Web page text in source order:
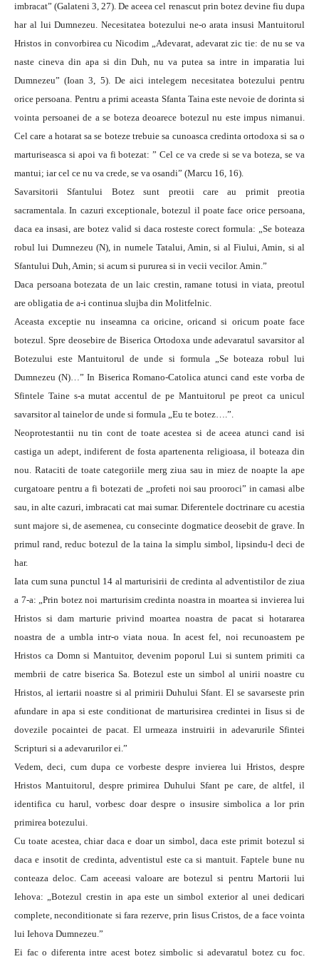
imbracat” (Galateni 3, 27). De aceea cel renascut prin botez devine fiu dupa
har al lui Dumnezeu. Necesitatea botezului ne-o arata insusi Mantuitorul
Hristos in convorbirea cu Nicodim „Adevarat, adevarat zic tie: de nu se va
naste cineva din apa si din Duh, nu va putea sa intre in imparatia lui
Dumnezeu” (Ioan 3, 5). De aici intelegem necesitatea botezului pentru
orice persoana. Pentru a primi aceasta Sfanta Taina este nevoie de dorinta si
vointa persoanei de a se boteza deoarece botezul nu este impus nimanui.
Cel care a hotarat sa se boteze trebuie sa cunoasca credinta ortodoxa si sa o
marturiseasca si apoi va fi botezat: ” Cel ce va crede si se va boteza, se va
mantui; iar cel ce nu va crede, se va osandi” (Marcu 16, 16).
Savarsitorii Sfantului Botez sunt preotii care au primit preotia
sacramentala. In cazuri exceptionale, botezul il poate face orice persoana,
daca ea insasi, are botez valid si daca rosteste corect formula: „Se boteaza
robul lui Dumnezeu (N), in numele Tatalui, Amin, si al Fiului, Amin, si al
Sfantului Duh, Amin; si acum si pururea si in vecii vecilor. Amin.”
Daca persoana botezata de un laic crestin, ramane totusi in viata, preotul
are obligatia de a-i continua slujba din Molitfelnic.
Aceasta exceptie nu inseamna ca oricine, oricand si oricum poate face
botezul. Spre deosebire de Biserica Ortodoxa unde adevaratul savarsitor al
Botezului este Mantuitorul de unde si formula „Se boteaza robul lui
Dumnezeu (N)…” In Biserica Romano-Catolica atunci cand este vorba de
Sfintele Taine s-a mutat accentul de pe Mantuitorul pe preot ca unicul
savarsitor al tainelor de unde si formula „Eu te botez….”.
Neoprotestantii nu tin cont de toate acestea si de aceea atunci cand isi
castiga un adept, indiferent de fosta apartenenta religioasa, il boteaza din
nou. Rataciti de toate categoriile merg ziua sau in miez de noapte la ape
curgatoare pentru a fi botezati de „profeti noi sau prooroci” in camasi albe
sau, in alte cazuri, imbracati cat mai sumar. Diferentele doctrinare cu acestia
sunt majore si, de asemenea, cu consecinte dogmatice deosebit de grave. In
primul rand, reduc botezul de la taina la simplu simbol, lipsindu-l deci de
har.
Iata cum suna punctul 14 al marturisirii de credinta al adventistilor de ziua
a 7-a: „Prin botez noi marturisim credinta noastra in moartea si invierea lui
Hristos si dam marturie privind moartea noastra de pacat si hotararea
noastra de a umbla intr-o viata noua. In acest fel, noi recunoastem pe
Hristos ca Domn si Mantuitor, devenim poporul Lui si suntem primiti ca
membrii de catre biserica Sa. Botezul este un simbol al unirii noastre cu
Hristos, al iertarii noastre si al primirii Duhului Sfant. El se savarseste prin
afundare in apa si este conditionat de marturisirea credintei in Iisus si de
dovezile pocaintei de pacat. El urmeaza instruirii in adevarurile Sfintei
Scripturi si a adevarurilor ei.”
Vedem, deci, cum dupa ce vorbeste despre invierea lui Hristos, despre
Hristos Mantuitorul, despre primirea Duhului Sfant pe care, de altfel, il
identifica cu harul, vorbesc doar despre o insusire simbolica a lor prin
primirea botezului.
Cu toate acestea, chiar daca e doar un simbol, daca este primit botezul si
daca e insotit de credinta, adventistul este ca si mantuit. Faptele bune nu
conteaza deloc. Cam aceeasi valoare are botezul si pentru Martorii lui
Iehova: „Botezul crestin in apa este un simbol exterior al unei dedicari
complete, neconditionate si fara rezerve, prin Iisus Cristos, de a face vointa
lui Iehova Dumnezeu.”
Ei fac o diferenta intre acest botez simbolic si adevaratul botez cu foc.